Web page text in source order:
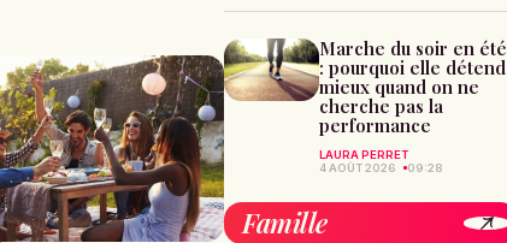
Marche du soir en été
: pourquoi elle détend
mieux quand on ne
cherche pas la
performance
LAURA PERRET
4 AOÛT 2026
09:28
Famille